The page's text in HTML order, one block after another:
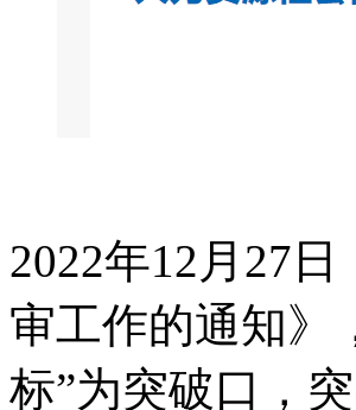
2022年12月27
审工作的通知》
标”为突破口，